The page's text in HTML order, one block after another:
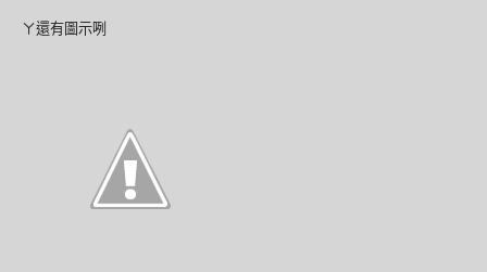
ㄚ還有圖示咧